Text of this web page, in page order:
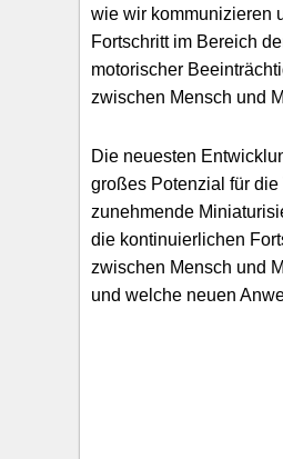
wie wir kommunizieren
Fortschritt im Bereich
motorischer
zwischen Mensch und
Die neuesten
großes Potenzial für
zunehmende
die kontinuierlichen
zwischen Mensch und
und welche neuen